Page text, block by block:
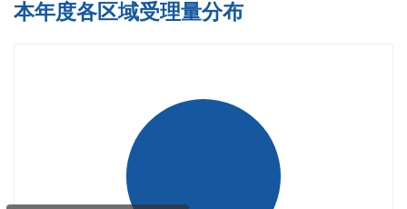
本年度各区域受理量分布